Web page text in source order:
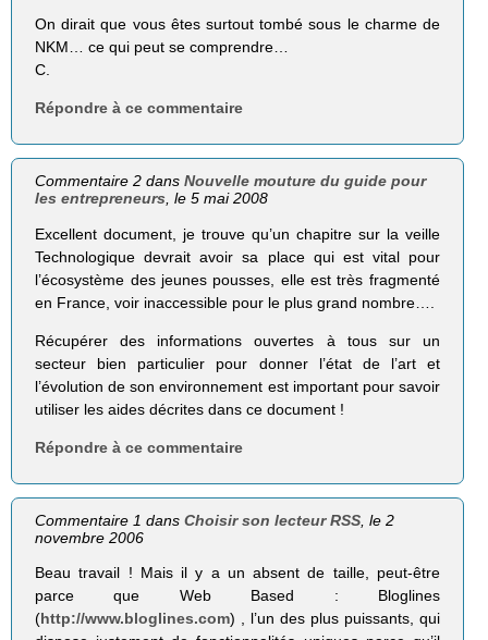
On dirait que vous êtes surtout tombé sous le charme de
NKM… ce qui peut se comprendre…
C.
Répondre à ce commentaire
Commentaire 2 dansNouvelle mouture du guide pour
les entrepreneurs, le 5 mai 2008
Excellent document, je trouve qu’un chapitre sur la veille
Technologique devrait avoir sa place qui est vital pour
l’écosystème des jeunes pousses, elle est très fragmenté
en France, voir inaccessible pour le plus grand nombre….
Récupérer des informations ouvertes à tous sur un
secteur bien particulier pour donner l’état de l’art et
l’évolution de son environnement est important pour savoir
utiliser les aides décrites dans ce document !
Répondre à ce commentaire
Commentaire 1 dansChoisir son lecteur RSS , le 2
novembre 2006
Beau travail ! Mais il y a un absent de taille, peut-être
parce que Web Based : Bloglines
(http://www.bloglines.com) , l’un des plus puissants, qui